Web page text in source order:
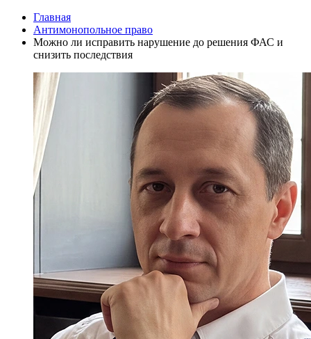
Главная
Антимонопольное право
Можно ли исправить нарушение до решения ФАС и
снизить последствия